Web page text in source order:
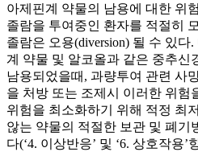
아제핀계 약물의 남용에 대한 위
졸람을 투여중인 환자를 적절히
졸람은 오용(diversion) 될 수 있
계 약물 및 알코올과 같은 중추신
남용되었을때, 과량투여 관련 사
을 처방 또는 조제시 이러한 위험
위험을 최소화하기 위해 적정 최
않는 약물의 적절한 보관 및 폐기
다(‘4. 이상반응’ 및 ‘6. 상호작용